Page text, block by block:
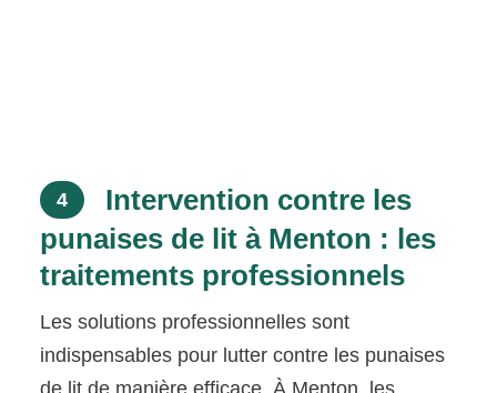
4
Intervention contre les
punaises de lit à Menton : les
traitements professionnels
Les solutions professionnelles sont
indispensables pour lutter contre les punaises
de lit de manière efficace. À Menton, les